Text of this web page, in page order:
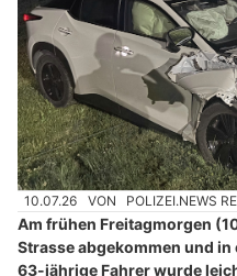
10.07.26 VON POLIZEI.NEWS
Am frühen Freitagmorgen
Strasse abgekommen und
63-jährige Fahrer wurde